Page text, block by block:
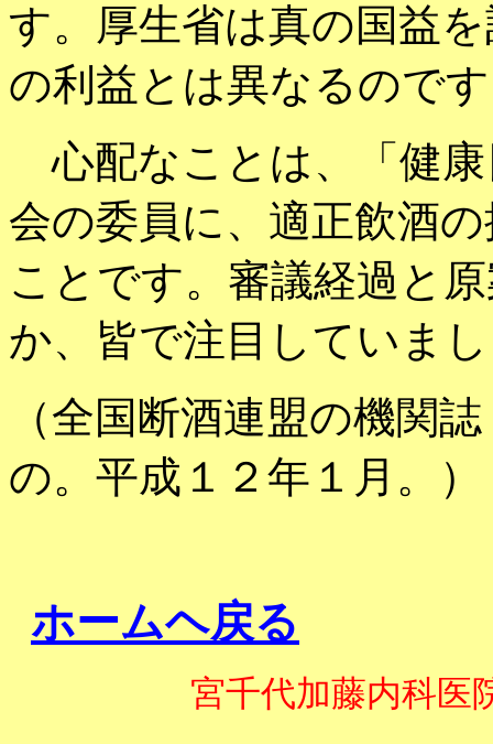
す。厚生省は真の国益
の利益とは異なるので
心配なことは、「健
会の委員に、適正飲酒
ことです。審議経過と
か、皆で注目していま
（全国断酒連盟の機関
の。平成１２年１月。）
ホームヘ戻る
宮千代加藤内科医